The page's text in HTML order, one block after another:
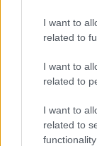
I want to
related to
I want to
related to
I want to
related to